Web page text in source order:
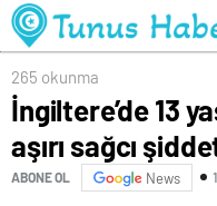
265 okunma
İngiltere’de 13
aşırı sağcı
ABONE OL News